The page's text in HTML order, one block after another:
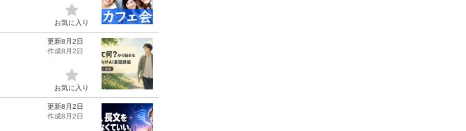
お気に入り
更新8月2日
作成8月2日
お気に入り
更新8月2日
作成8月2日